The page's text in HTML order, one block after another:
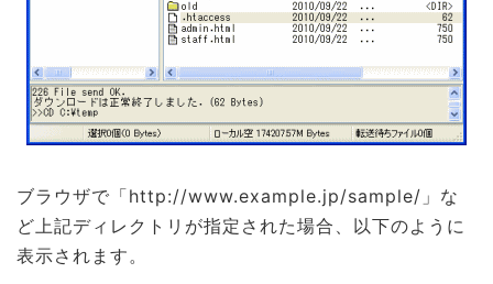
ブラウザで「http://www.example.jp/sample/」な
ど上記ディレクトリが指定された場合、以下のように
表示されます。